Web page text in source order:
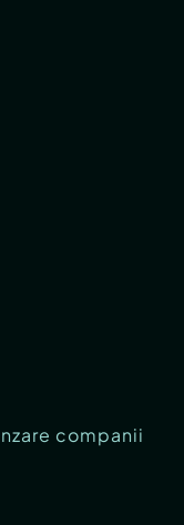
companii